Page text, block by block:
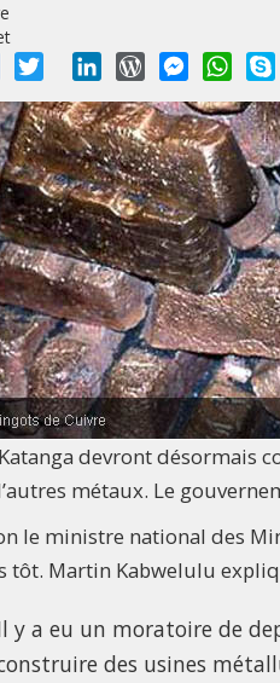
Facebook
Twitter LinkedInWordPressMessenger
devront désormais
métaux. Le
le ministre national des
tôt. Martin Kabwelulu
y a eu un moratoire de
des usines